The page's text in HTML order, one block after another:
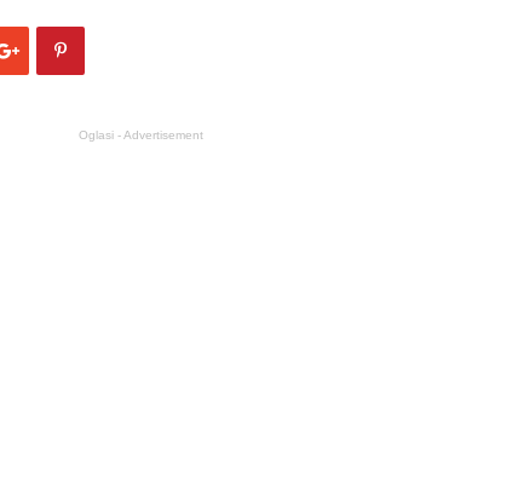
Oglasi - Advertisement